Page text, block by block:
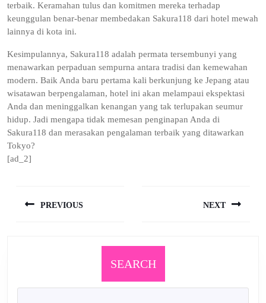
terbaik. Keramahan tulus dan komitmen mereka terhadap
keunggulan benar-benar membedakan Sakura118 dari hotel mewah
lainnya di kota ini.
Kesimpulannya, Sakura118 adalah permata tersembunyi yang
menawarkan perpaduan sempurna antara tradisi dan kemewahan
modern. Baik Anda baru pertama kali berkunjung ke Jepang atau
wisatawan berpengalaman, hotel ini akan melampaui ekspektasi
Anda dan meninggalkan kenangan yang tak terlupakan seumur
hidup. Jadi mengapa tidak memesan penginapan Anda di
Sakura118 dan merasakan pengalaman terbaik yang ditawarkan
Tokyo?
[ad_2]
navigation
PREVIOUS NEXT
SEARCH